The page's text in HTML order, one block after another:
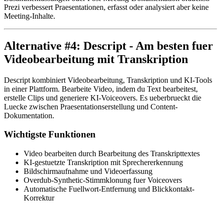
Prezi verbessert Praesentationen, erfasst oder analysiert aber keine
Meeting-Inhalte.
Alternative #4: Descript - Am besten fuer
Videobearbeitung mit Transkription
Descript kombiniert Videobearbeitung, Transkription und KI-Tools
in einer Plattform. Bearbeite Video, indem du Text bearbeitest,
erstelle Clips und generiere KI-Voiceovers. Es ueberbrueckt die
Luecke zwischen Praesentationserstellung und Content-
Dokumentation.
Wichtigste Funktionen
Video bearbeiten durch Bearbeitung des Transkripttextes
KI-gestuetzte Transkription mit Sprechererkennung
Bildschirmaufnahme und Videoerfassung
Overdub-Synthetic-Stimmklonung fuer Voiceovers
Automatische Fuellwort-Entfernung und Blickkontakt-
Korrektur